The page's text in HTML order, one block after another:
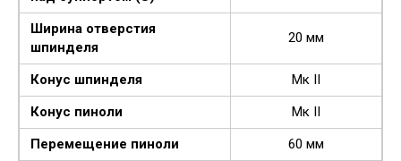
Ширина отверстия
шпинделя
20 мм
Конус шпинделя
Мк II
Конус пиноли
Мк II
Перемещение пиноли
60 мм